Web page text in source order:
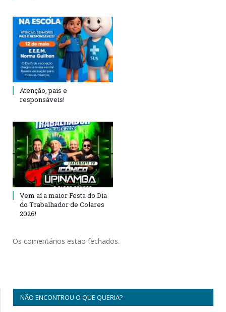
Atenção, pais e
responsáveis!
Vem aí a maior Festa do Dia
do Trabalhador de Colares
2026!
Os comentários estão fechados.
NÃO ENCONTROU O QUE QUERIA?